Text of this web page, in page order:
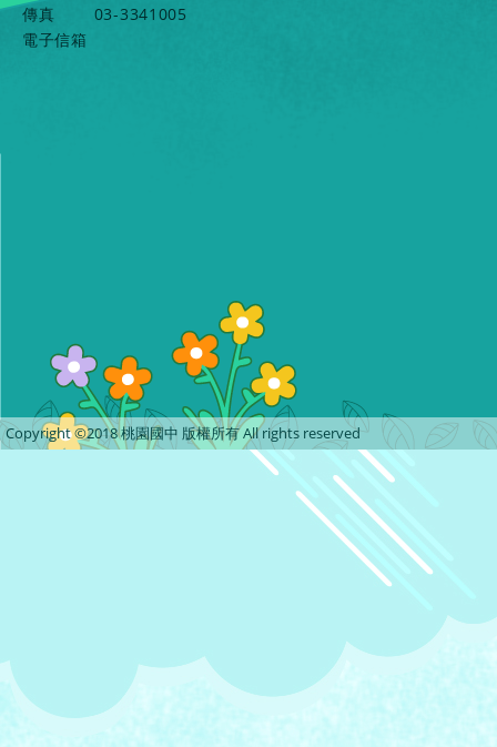
傳真
03-3341005
電子信箱
Copyright ©2018 桃園國中 版權所有 All rights reserved